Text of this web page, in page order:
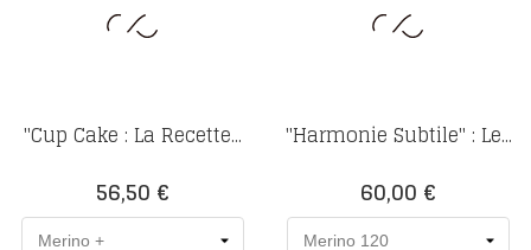
"Cup Cake : La Recette...
Prix
56,50 €
"Harmonie Subtile" : Le...
Prix
60,00 €